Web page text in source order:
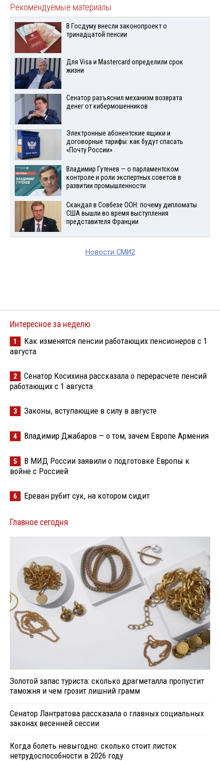
Рекомендуемые материалы
В Госдуму внесли законопроект о
тринадцатой пенсии
Для Visа и Mastercard определили срок
жизни
Сенатор разъяснил механизм возврата
денег от кибермошенников
Электронные абонентские ящики и
договорные тарифы: как будут спасать
«Почту России»
Владимир Гутенев — о парламентском
контроле и роли экспертных советов в
развитии промышленности
Скандал в Совбезе ООН: почему дипломаты
США вышли во время выступления
представителя Франции
Новости СМИ2
Интересное за неделю
1
Как изменятся пенсии работающих пенсионеров с 1
августа
2
Сенатор Косихина рассказала о перерасчете пенсий
работающих с 1 августа
3 Законы, вступающие в силу в августе
4 Владимир Джабаров — о том, зачем Европе Армения
5
В МИД России заявили о подготовке Европы к
войне с Россией
6 Ереван рубит сук, на котором сидит
Главное сегодня
Золотой запас туриста: сколько драгметалла пропустит
таможня и чем грозит лишний грамм
Сенатор Лантратова рассказала о главных социальных
законах весенней сессии
Когда болеть невыгодно: сколько стоит листок
нетрудоспособности в 2026 году